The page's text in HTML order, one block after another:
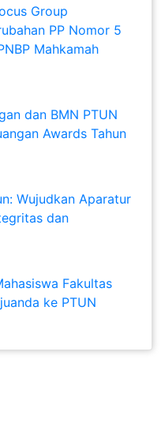
Group
PP Nomor 5
Mahkamah
dan BMN PTUN
Awards Tahun
Wujudkan Aparatur
dan
Fakultas
ke PTUN